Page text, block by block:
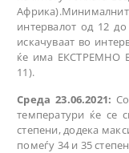
интервалот од 12
искачуваат во
ќе има ЕКСТРЕМНО
11).
Среда 23.06.2021:
температури ќе се
степени, додека
помеѓу 34 и 35